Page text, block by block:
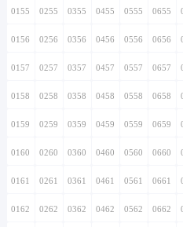
0155 0255 0355 0455 0555 0655
0156 0256 0356 0456 0556 0656
0157 0257 0357 0457 0557 0657
0158 0258 0358 0458 0558 0658
0159 0259 0359 0459 0559 0659
0160 0260 0360 0460 0560 0660
0161 0261 0361 0461 0561 0661
0162 0262 0362 0462 0562 0662